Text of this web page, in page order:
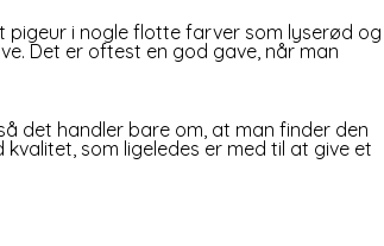
pigeur i nogle flotte farver som lyserød og
Det er oftest en god gave, når man
det handler bare om, at man finder den
som ligeledes er med til at give et